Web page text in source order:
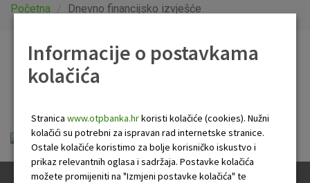
Mala poduzeća i obrtnici
Globalna tržišta
O nama
Početna Dnevno financijsko izvješće
Dnevno financijsko
Dnevno financijsko izvješće.pdf
Informacije o postavkama
kolačića
Stranica www.otpbanka.hrkoristi kolačiće (cookies). Nužni
kolačići su potrebni za ispravan rad internetske stranice.
Ostale kolačiće koristimo za bolje korisničko iskustvo i
prikaz relevantnih oglasa i sadržaja. Postavke kolačića
možete promijeniti na "Izmjeni postavke kolačića" te